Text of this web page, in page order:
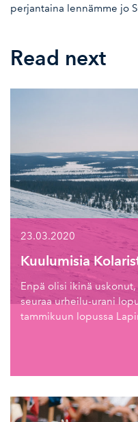
perjantaina lennämme jo
Read next
23.03.2020
Kuulumisia
Enpä olisi ikinä
seuraa urheilu-urani
tammikuun lopussa